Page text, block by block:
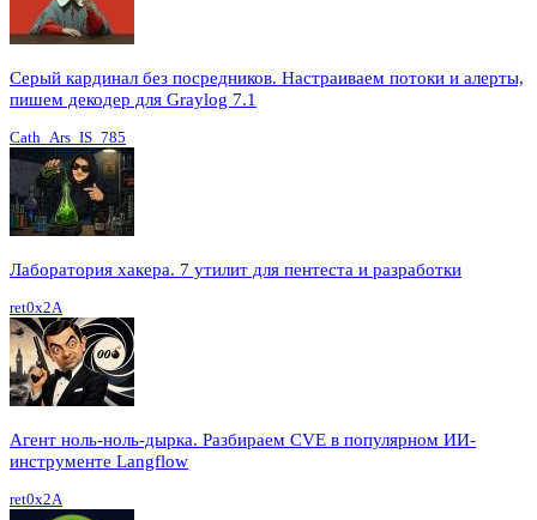
Серый кардинал без посредников. Настраиваем потоки и алерты,
пишем декодер для Graylog 7.1
Cath_Ars_IS_785
Лаборатория хакера. 7 утилит для пентеста и разработки
ret0x2A
Агент ноль-ноль-дырка. Разбираем CVE в популярном ИИ-
инструменте Langflow
ret0x2A